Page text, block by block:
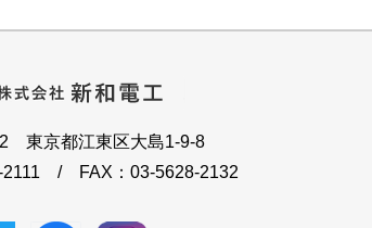
東京都江東区大島1-9-8
2111 / FAX：03-5628-2132